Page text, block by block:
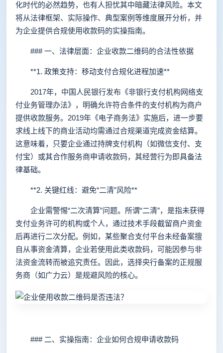
化时代的必然趋势，也有人担忧其中暗藏法律风险。本文
将从法律框架、实际操作、典型案例等维度展开分析，并
为企业提供合规使用收款码的实操指南。
### 一、法律层面：企业收款二维码的合法性依据
**1. 政策支持：移动支付合规化进程加速**
2017年，中国人民银行发布《非银行支付机构网络支
付业务管理办法》，明确允许符合条件的支付机构为商户
提供收款服务。2019年《电子商务法》实施后，进一步要
求线上线下的商业活动均需通过合规渠道完成资金结算。
这意味着，只要企业通过持牌支付机构（如微信支付、支
付宝）或其合作服务商申请收款码，其经营行为即具备法
律基础。
**2. 关键红线：避免“二清”风险**
企业需警惕“二次清算”问题。所谓“二清”，是指未获得
支付业务许可的机构或个人，通过技术手段截留商户资金
后再进行二次分配。例如，某些聚合支付平台未经备案擅
自从事资金清算，企业若使用此类收款码，可能因参与非
法资金流转而被追究责任。因此，选择央行备案的正规服
务商（如广力云）是规避风险的核心。
### 二、实操指南：企业如何合规申请收款码